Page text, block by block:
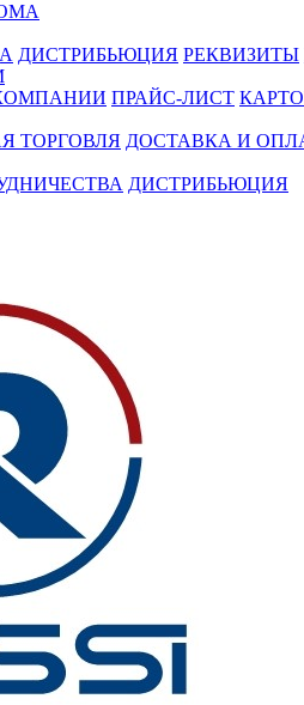
ДИСТРИБЬЮЦИЯ РЕКВИЗИТЫ
ПРАЙС-ЛИСТ
ТОРГОВЛЯ ДОСТАВКА И
ДИСТРИБЬЮЦИЯ